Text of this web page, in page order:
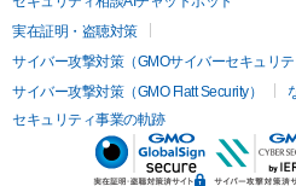
実在証明・盗聴対策
サイバー攻撃対策（GMOサイバーセキュリテ
サイバー攻撃対策（GMO Flatt Security）
セキュリティ事業の軌跡